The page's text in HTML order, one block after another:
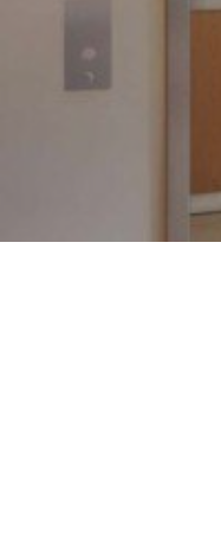
discapacidad